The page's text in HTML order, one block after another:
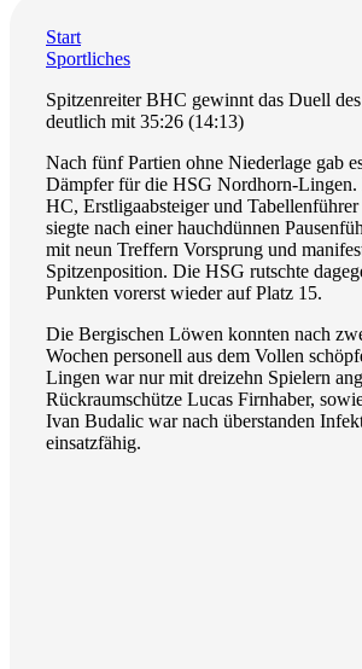
Start
Sportliches
Spitzenreiter BHC gewinnt das Duell
deutlich mit 35:26 (14:13)
Nach fünf Partien ohne Niederlage gab
Dämpfer für die HSG Nordhorn-Lingen.
HC, Erstligaabsteiger und
siegte nach einer hauchdünnen
mit neun Treffern Vorsprung und
Spitzenposition. Die HSG rutschte
Punkten vorerst wieder auf Platz 15.
Die Bergischen Löwen konnten nach
Wochen personell aus dem Vollen
Lingen war nur mit dreizehn Spielern
Rückraumschütze Lucas Firnhaber,
Ivan Budalic war nach überstanden
einsatzfähig.